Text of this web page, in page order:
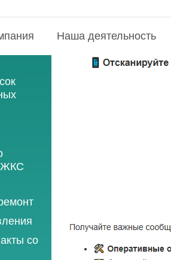
Наша деятельность
ЖКС
со